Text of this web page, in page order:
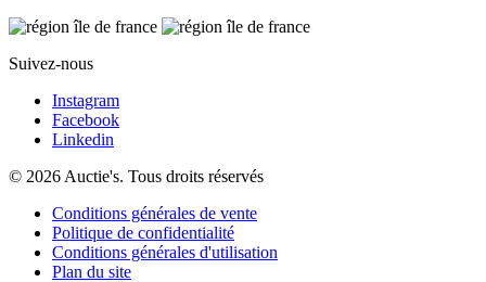
Suivez-nous
Instagram
Facebook
Linkedin
© 2026 Auctie's. Tous droits réservés
Conditions générales de vente
Politique de confidentialité
Conditions générales d'utilisation
Plan du site